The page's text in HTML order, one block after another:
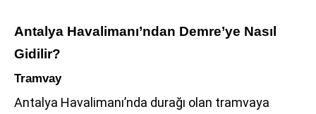
Antalya Havalimanı’ndan Demre’ye Nasıl
Gidilir?
Tramvay
Antalya Havalimanı’nda durağı olan tramvaya